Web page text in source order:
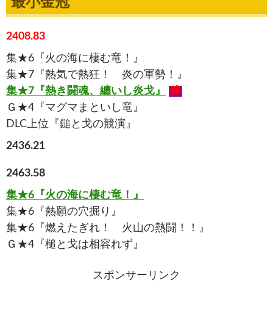
2408.83
集★6『火の海に棲む竜！』
集★7『熱気で熱狂！ 炎の軍勢！』
集★7『熱き闘魂、纏いし炎戈』
獰
Ｇ★4『マグマまといし竜』
DLC上位『鎚と戈の競演』
2436.21
2463.58
集★6『火の海に棲む竜！』
集★6『熱願の穴掘り』
集★6『燃えたぎれ！ 火山の熱闘！！』
Ｇ★4『槌と戈は相容れず』
スポンサーリンク